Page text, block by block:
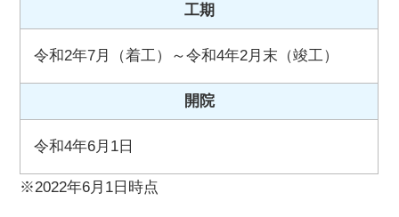
工期
令和2年7月（着工）～令和4年2月末（竣工）
開院
令和4年6月1日
※2022年6月1日時点